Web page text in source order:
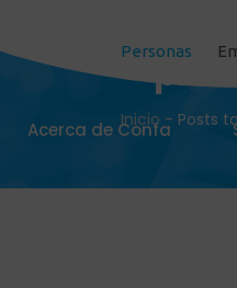
Personas
Acerca de Confa
Inicio - Posts